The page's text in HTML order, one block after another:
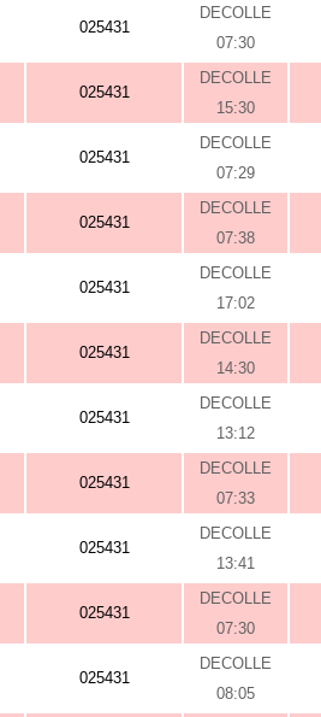
025431
DECOLLE
07:30
025431
DECOLLE
15:30
025431
DECOLLE
07:29
025431
DECOLLE
07:38
025431
DECOLLE
17:02
025431
DECOLLE
14:30
025431
DECOLLE
13:12
025431
DECOLLE
07:33
025431
DECOLLE
13:41
025431
DECOLLE
07:30
025431
DECOLLE
08:05